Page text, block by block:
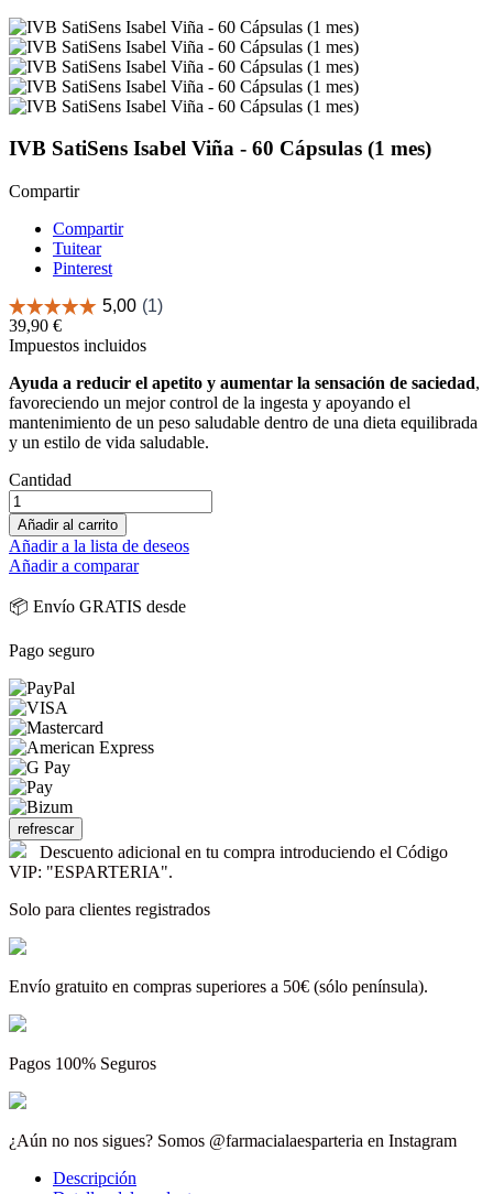
IVB SatiSens Isabel Viña - 60 Cápsulas (1 mes)
Compartir
Compartir
Tuitear
Pinterest
39,90 €
Impuestos incluidos
Ayuda a reducir el apetito y aumentar la sensación de saciedad,
favoreciendo un mejor control de la ingesta y apoyando el
mantenimiento de un peso saludable dentro de una dieta equilibrada
y un estilo de vida saludable.
Cantidad
Añadir al carrito
Añadir a la lista de deseos
Añadir a comparar
📦 Envío GRATIS desde
Pago seguro
Descuento adicional en tu compra introduciendo el Código
VIP: "ESPARTERIA".
Solo para clientes registrados
Envío gratuito en compras superiores a 50€ (sólo península).
Pagos 100% Seguros
¿Aún no nos sigues? Somos @farmacialaesparteria en Instagram
Descripción